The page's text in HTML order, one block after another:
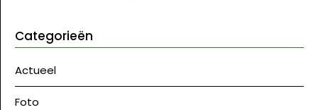
Categorieën
Actueel
Foto